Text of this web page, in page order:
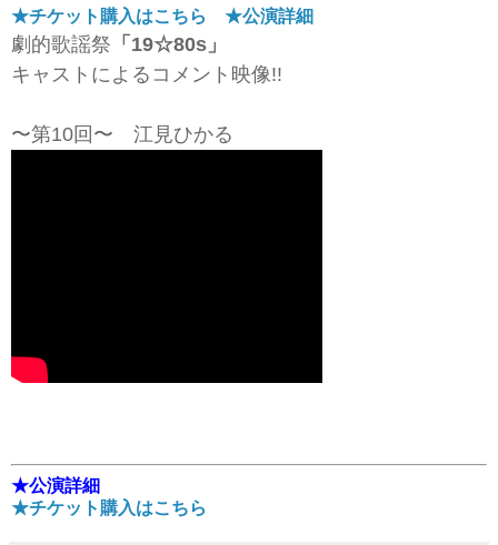
★チケット購入はこちら ★公演詳細
劇的歌謡祭 「19☆80s」
キャストによるコメント映像!!
〜第10回 〜 江見ひかる
★公演詳細
★チケット購入はこちら